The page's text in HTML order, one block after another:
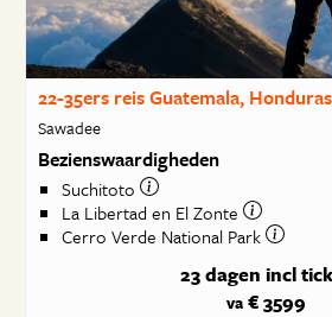
22-35ers reis Guatemala,
Sawadee
Bezienswaardigheden
Suchitoto
La Libertad en El Zonte
Cerro Verde National Park
23 dagen incl
va€ 3599